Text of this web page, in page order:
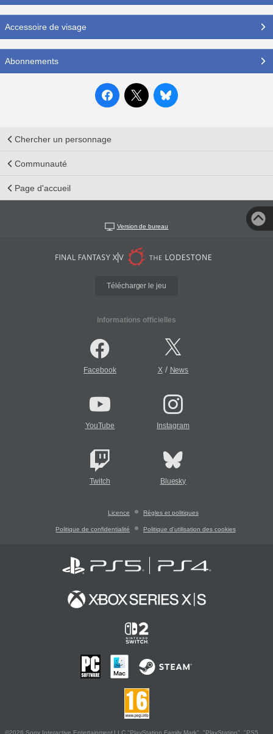
Accessoire de visage
Abonnements
Chercher un personnage
Communauté
Page d'accueil
Version de bureau
Télécharger le jeu
Informations officielles
Facebook X/ News
YouTube Instagram
Twitch Bluesky
Licence Règles et politiques
Politique de confidentialité Politique d'utilisation des cookies
©2026 Sony Interactive Entertainment LLC."PlayStation Family Mark", "PlayStation", "PS5